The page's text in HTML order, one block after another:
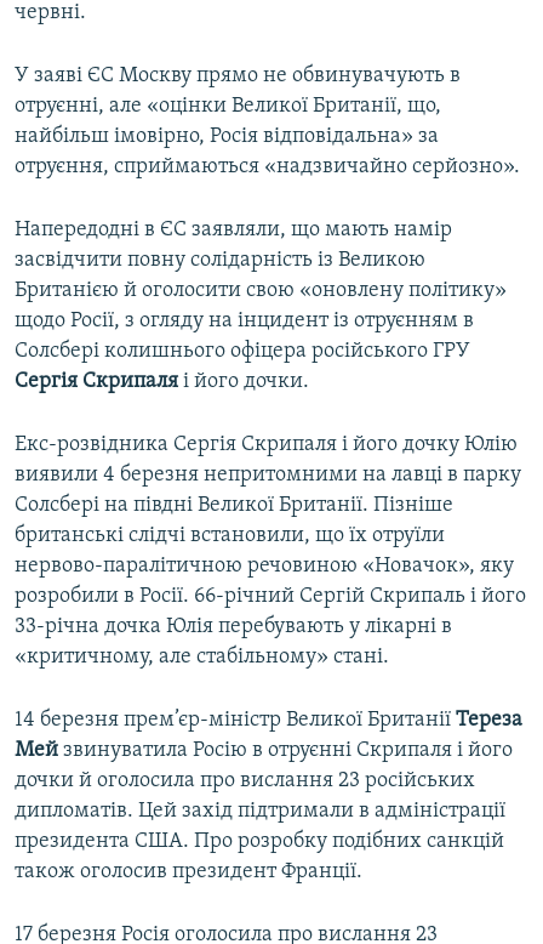
червні.
У заяві ЄС Москву прямо не обвинувачують в
отруєнні, але «оцінки Великої Британії, що,
найбільш імовірно, Росія відповідальна» за
отруєння, сприймаються «надзвичайно серйозно».
Напередодні в ЄС заявляли, що мають намір
засвідчити повну солідарність із Великою
Британією й оголосити свою «оновлену політику»
щодо Росії, з огляду на інцидент із отруєнням в
Солсбері колишнього офіцера російського ГРУ
Сергія Скрипаля і його дочки.
Екс-розвідника Сергія Скрипаля і його дочку Юлію
виявили 4 березня непритомними на лавці в парку
Солсбері на півдні Великої Британії. Пізніше
британські слідчі встановили, що їх отруїли
нервово-паралітичною речовиною «Новачок», яку
розробили в Росії. 66-річний Сергій Скрипаль і його
33-річна дочка Юлія перебувають у лікарні в
«критичному, але стабільному» стані.
14 березня прем’єр-міністр Великої Британії Тереза
Мей звинуватила Росію в отруєнні Скрипаля і його
дочки й оголосила про вислання 23 російських
дипломатів. Цей захід підтримали в адміністрації
президента США. Про розробку подібних санкцій
також оголосив президент Франції.
17 березня Росія оголосила про вислання 23